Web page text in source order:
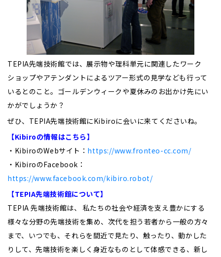
TEPIA先端技術館では、展示物や理科単元に関連したワーク
ショップやアテンダントによるツアー形式の見学なども行って
いるとのこと。ゴールデンウィークや夏休みのお出かけ先にい
かがでしょうか？
ぜひ、TEPIA先端技術館にKibiroに会いに来てくださいね。
【Kibiroの情報はこちら】
・KibiroのWebサイト： https://www.fronteo-cc.com/
・KibiroのFacebook：
https://www.facebook.com/kibiro.robot/
【TEPIA先端技術館について】
TEPIA 先端技術館は、 私たちの社会や経済を支え豊かにする
様々な分野の先端技術を集め、次代を担う若者から一般の方々
まで、いつでも、それらを間近で見たり、触ったり、動かした
りして、先端技術を楽しく身近なものとして体感できる、新し